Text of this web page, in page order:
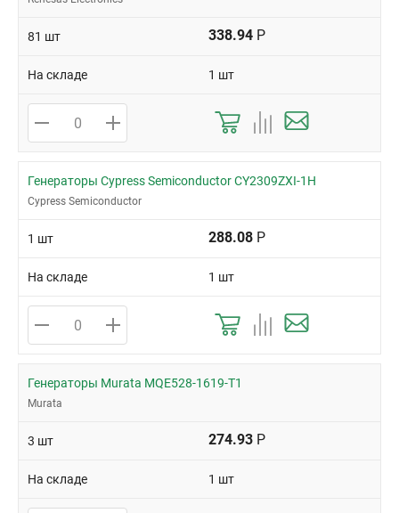
81 шт 338.94 Р
На складе 1 шт
Генераторы Cypress Semiconductor CY2309ZXI-1H
Cypress Semiconductor
1 шт 288.08 Р
На складе 1 шт
Генераторы Murata MQE528-1619-T1
Murata
3 шт 274.93 Р
На складе 1 шт